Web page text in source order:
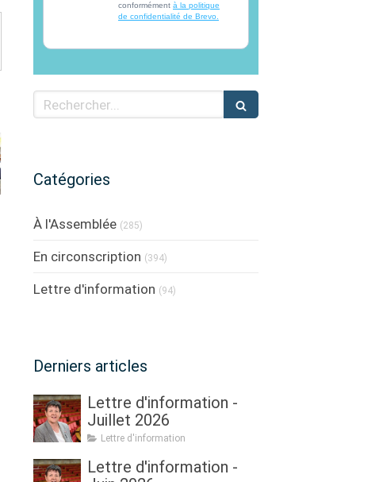
conformément à la politique
de confidentialité de Brevo.
Rechercher
Catégories
À l'Assemblée (285)
En circonscription (394)
Lettre d'information (94)
Derniers articles
Lettre d'information -
Juillet 2026
Lettre d'information
Lettre d'information -